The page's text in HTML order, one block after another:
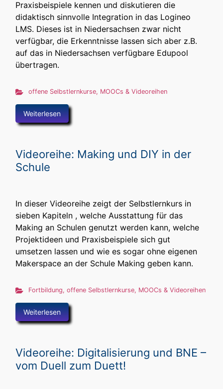
Praxisbeispiele kennen und diskutieren die
didaktisch sinnvolle Integration in das Logineo
LMS. Dieses ist in Niedersachsen zwar nicht
verfügbar, die Erkenntnisse lassen sich aber z.B.
auf das in Niedersachsen verfügbare Edupool
übertragen.
offene Selbstlernkurse, MOOCs & Videoreihen
Weiterlesen
Videoreihe: Making und DIY in der
Schule
In dieser Videoreihe zeigt der Selbstlernkurs in
sieben Kapiteln , welche Ausstattung für das
Making an Schulen genutzt werden kann, welche
Projektideen und Praxisbeispiele sich gut
umsetzen lassen und wie es sogar ohne eigenen
Makerspace an der Schule Making geben kann.
Fortbildung, offene Selbstlernkurse, MOOCs & Videoreihen
Weiterlesen
Videoreihe: Digitalisierung und BNE –
vom Duell zum Duett!